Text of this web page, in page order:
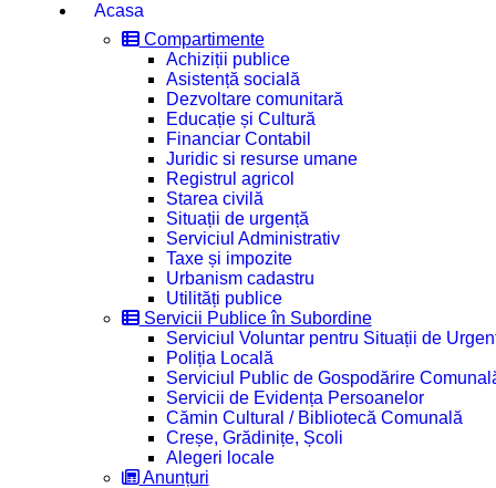
Acasa
Compartimente
Achiziții publice
Asistență socială
Dezvoltare comunitară
Educație și Cultură
Financiar Contabil
Juridic si resurse umane
Registrul agricol
Starea civilă
Situații de urgență
Serviciul Administrativ
Taxe și impozite
Urbanism cadastru
Utilități publice
Servicii Publice în Subordine
Serviciul Voluntar pentru Situații de
Poliția Locală
Serviciul Public de Gospodărire
Servicii de Evidența Persoanelor
Cămin Cultural / Bibliotecă Comunală
Creșe, Grădinițe, Școli
Alegeri locale
Anunțuri